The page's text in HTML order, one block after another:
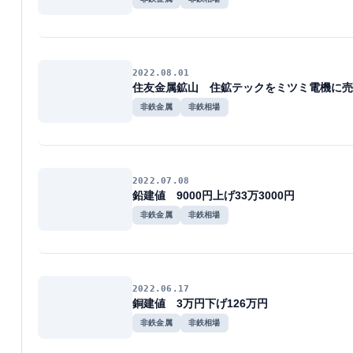
2022.08.01
住友金属鉱山 住鉱テックをミツミ電機に
非鉄金属 非鉄相場
2022.07.08
鉛建値 9000円上げ33万3000円
非鉄金属 非鉄相場
2022.06.17
銅建値 3万円下げ126万円
非鉄金属 非鉄相場